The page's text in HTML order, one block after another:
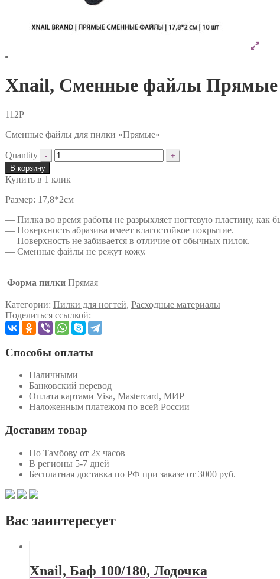
Xnail, Сменные файлы Прямые
112Р
Сменные файлы для пилки «Прямые»
Quantity
В корзину
Купить в 1 клик
Размер: 17,8*2см
— Пилка во время работы не разрыхляет ногтевую пластину, как
— Поверхность абразива имеет влагостойкое покрытие.
— Поверхность не забивается в отличие от обычных пилок.
— Сменные файлы не режут кожу.
Форма пилки Прямая
Категории: Пилки для ногтей, Расходные материалы
Поделиться ссылкой:
Способы оплаты
Наличными
Банковский перевод
Оплата картами Visa, Mastercard, МИР
Наложенным платежом по всей России
Доставим товар
По Тамбову от 2х часов
В регионы 5-7 дней
Бесплатная доставка по РФ при заказе от 3000 руб.
Вас заинтересует
Xnail, Баф 100/180, Лодочка